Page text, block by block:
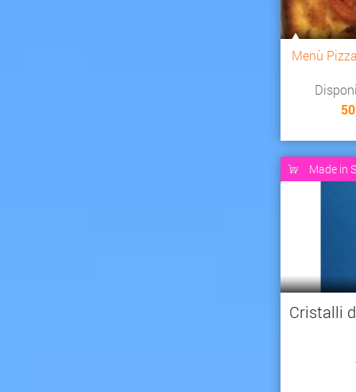
Menù
50
Made in
Cristalli